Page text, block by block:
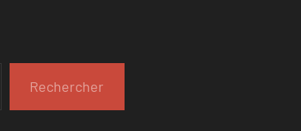
Rechercher